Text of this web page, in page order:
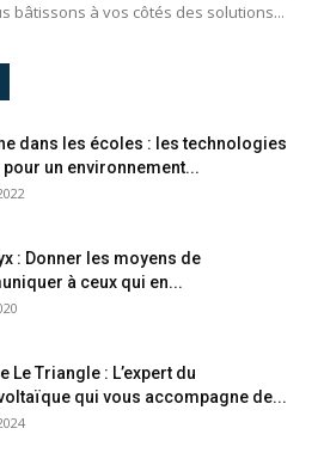
bâtissons à vos côtés des solutions...
dans les écoles : les technologies
pour un environnement...
: Donner les moyens de
à ceux qui en...
Le Triangle : L’expert du
qui vous accompagne de...